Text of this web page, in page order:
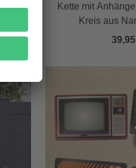
Kette mit
Kreis aus